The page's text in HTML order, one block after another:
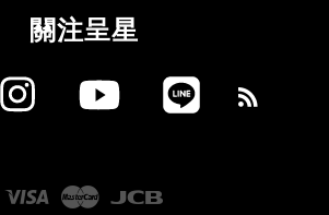
關注呈星
Instagram YouTube
Visa Master